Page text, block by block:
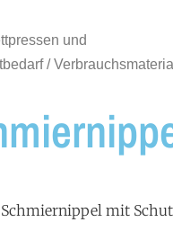
und
/Verbrauchsmaterial
Schmiernippel mit